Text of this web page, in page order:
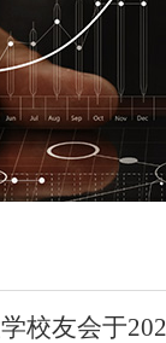
校友会于